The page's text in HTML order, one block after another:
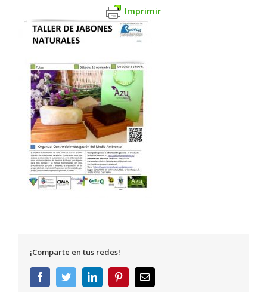
Imprimir
¡Comparte en tus redes!
FacebookTwitterLinkedInPinterestCorreo
electrónico